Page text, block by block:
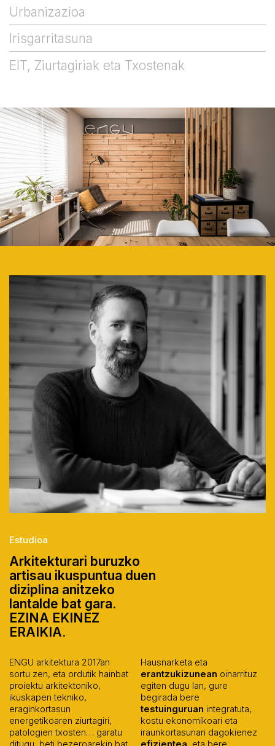
Urbanizazioa
Irisgarritasuna
EIT, Ziurtagiriak eta Txostenak
Estudioa
Arkitekturari buruzko
artisau ikuspuntua duen
diziplina anitzeko
lantalde bat gara.
EZINA EKINEZ
ERAIKIA.
ENGU arkitektura 2017an
sortu zen, eta ordutik hainbat
proiektu arkitektoniko,
ikuskapen tekniko,
eraginkortasun
energetikoaren ziurtagiri,
patologien txosten… garatu
Hausnarketa eta
erantzukizunean oinarrituz
egiten dugu lan, gure
begirada bere
testuinguruan integratuta,
kostu ekonomikoari eta
iraunkortasunari dagokienez